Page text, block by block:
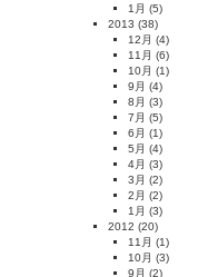
1月 (5)
2013 (38)
12月 (4)
11月 (6)
10月 (1)
9月 (4)
8月 (3)
7月 (5)
6月 (1)
5月 (4)
4月 (3)
3月 (2)
2月 (2)
1月 (3)
2012 (20)
11月 (1)
10月 (3)
9月 (2)